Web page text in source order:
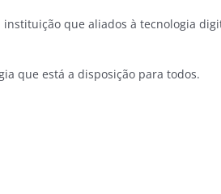
que aliados à tecnologia
que está a disposição para todos.